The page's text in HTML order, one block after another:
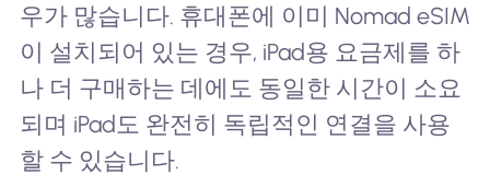
우가 많습니다. 휴대폰에 이미 Nomad eSIM
이 설치되어 있는 경우, iPad용 요금제를 하
나 더 구매하는 데에도 동일한 시간이 소요
되며 iPad도 완전히 독립적인 연결을 사용
할 수 있습니다.